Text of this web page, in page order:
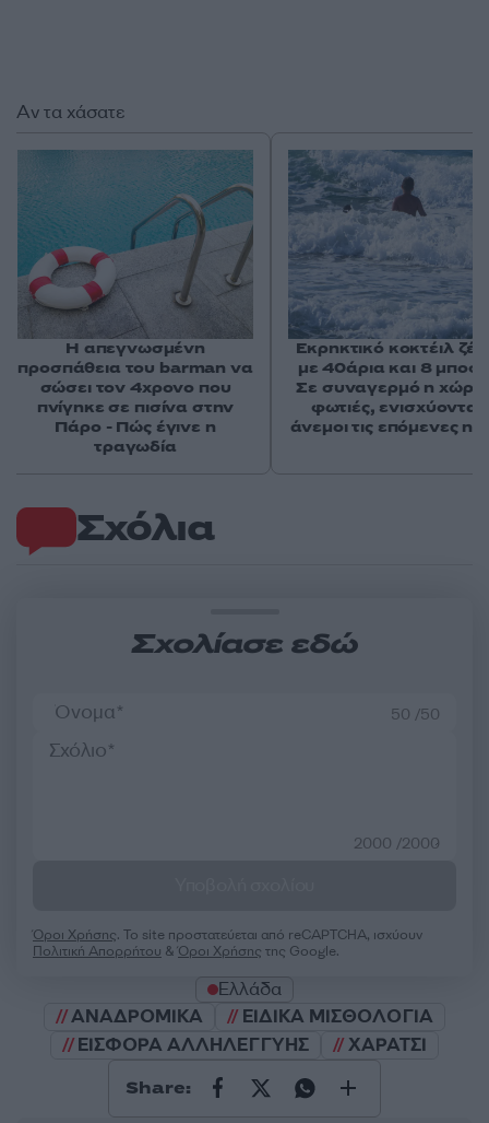
Σχόλια
Σχολίασε εδώ
50 /50
2000 /2000
Όροι Χρήσης. Το site προστατεύεται από reCAPTCHA, ισχύουν
Πολιτική Απορρήτου &Όροι Χρήσης της Google.
Ελλάδα
ΑΝΑΔΡΟΜΙΚΑ
ΕΙΔΙΚΑ ΜΙΣΘΟΛΟΓΙΑ
ΕΙΣΦΟΡΑ ΑΛΛΗΛΕΓΓΥΗΣ
ΧΑΡΑΤΣΙ
Share:
Αν τα χάσατε
Η απεγνωσμένη
προσπάθεια του barman να
σώσει τον 4χρονο που
πνίγηκε σε πισίνα στην
Πάρο - Πώς έγινε η
τραγωδία
Εκρηκτικό κοκτέιλ
με 40άρια και 8
Σε συναγερμό η χώρα
φωτιές, ενισχύονται
άνεμοι τις επόμενες